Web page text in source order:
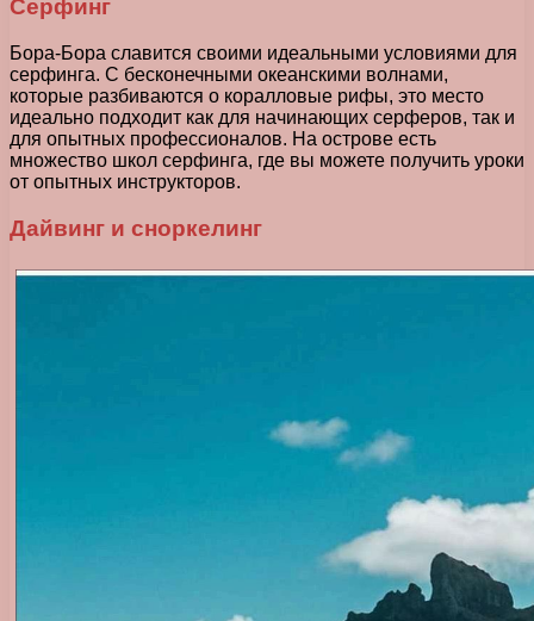
Серфинг
Бора-Бора славится своими идеальными условиями для
серфинга. С бесконечными океанскими волнами,
которые разбиваются о коралловые рифы, это место
идеально подходит как для начинающих серферов, так и
для опытных профессионалов. На острове есть
множество школ серфинга, где вы можете получить уроки
от опытных инструкторов.
Дайвинг и сноркелинг